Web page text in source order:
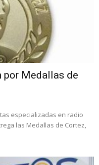
por Medallas de
especializadas en radio
las Medallas de Cortez,